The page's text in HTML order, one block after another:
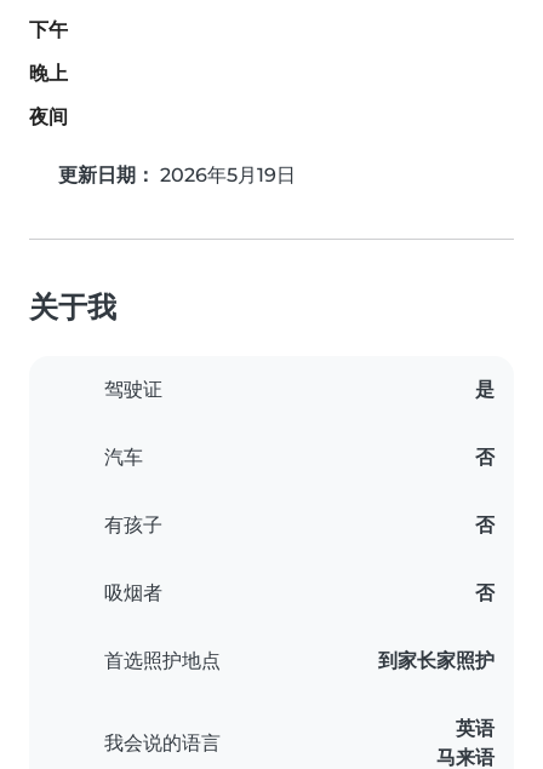
下午
晚上
夜间
更新日期： 2026年5月19日
关于我
驾驶证 是
汽车 否
有孩子 否
吸烟者 否
首选照护地点 到家长家照护
我会说的语言
英语
马来语